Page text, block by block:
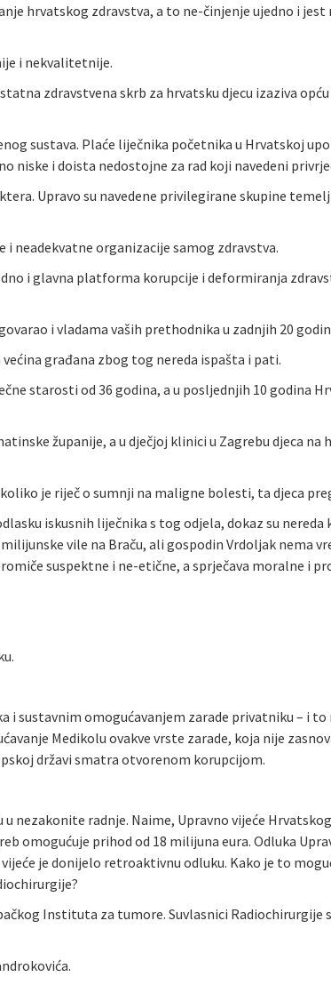
hrvatskog zdravstva, a to ne-činjenje ujedno i
i nekvalitetnije.
zdravstvena skrb za hrvatsku djecu izaziva
sustava. Plaće liječnika početnika u Hrvatskoj
niske i doista nedostojne za rad koji navedeni
Upravo su navedene privilegirane skupine
i neadekvatne organizacije samog zdravstva.
i glavna platforma korupcije i deformiranja
i vladama vaših prethodnika u zadnjih 20
građana zbog tog nereda ispašta i pati.
starosti od 36 godina, a u posljednjih 10 godina
županije, a u dječjoj klinici u Zagrebu djeca
je riječ o sumnji na maligne bolesti, ta djeca
iskusnih liječnika s tog odjela, dokaz su nereda
vile na Braču, ali gospodin Vrdoljak nema
suspektne i ne-etične, a sprječava moralne i
sustavnim omogućavanjem zarade privatniku – i to
Medikolu ovakve vrste zarade, koja nije
državi smatra otvorenom korupcijom.
radnje. Naime, Upravno vijeće
omogućuje prihod od 18 milijuna eura. Odluka
je donijelo retroaktivnu odluku. Kako je to
Instituta za tumore. Suvlasnici Radiochirurgije